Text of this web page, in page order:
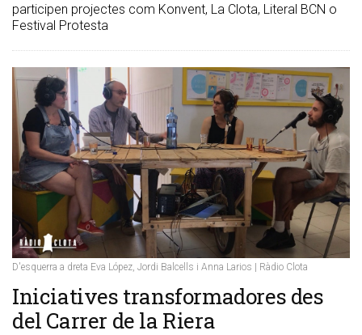
participen projectes com Konvent, La Clota, Literal BCN o
Festival Protesta
D'esquerra a dreta Eva López, Jordi Balcells i Anna Larios | Ràdio Clota
Iniciatives transformadores des
del Carrer de la Riera